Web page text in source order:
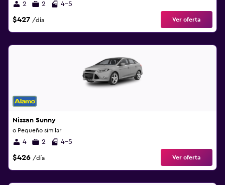
2 2 4-5
$427 /día Ver oferta
Nissan Sunny
o Pequeño similar
4 2 4-5
$426 /día Ver oferta